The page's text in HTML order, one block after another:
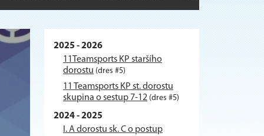
2025 - 2026
11Teamsports KP staršího
dorostu (dres #5)
11 Teamsports KP st. dorostu
skupina o sestup 7-12 (dres #5)
2024 - 2025
I. A dorostu sk. C o postup